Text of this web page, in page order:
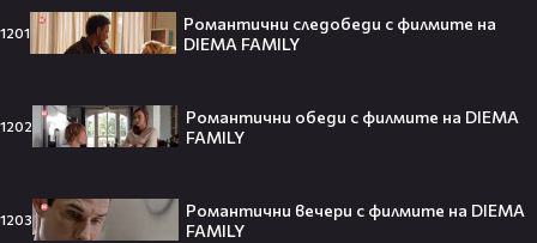
1201
Романтични следобеди с филмите на
DIEMA FAMILY
1202
Романтични обеди с филмите на DIEMA
FAMILY
1203
Романтични вечери с филмите на DIEMA
FAMILY
„Ще се омъжиш ли за мен?“: Фен
предложи брак на Зендая, а тя